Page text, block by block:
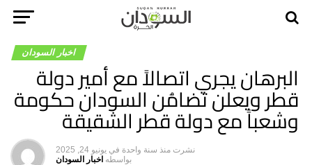
اخبار السودان
البرهان يجري اتصالاً مع أمير دولة
قطر ويعلن تضامُن السودان حكومة
وشعباً مع دولة قطر الشقيقة
نشرت منذ سنة واحدة في يونيو 24, 2025
بواسطه اخبار السودان